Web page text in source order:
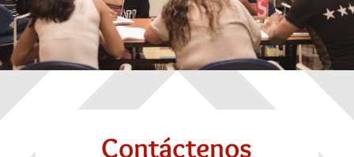
Contáctenos